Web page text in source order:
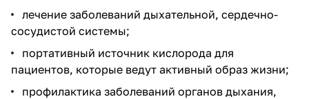
лечение заболеваний дыхательной, сердечно-
сосудистой системы;
портативный источник кислорода для
пациентов, которые ведут активный образ жизни;
профилактика заболеваний органов дыхания,